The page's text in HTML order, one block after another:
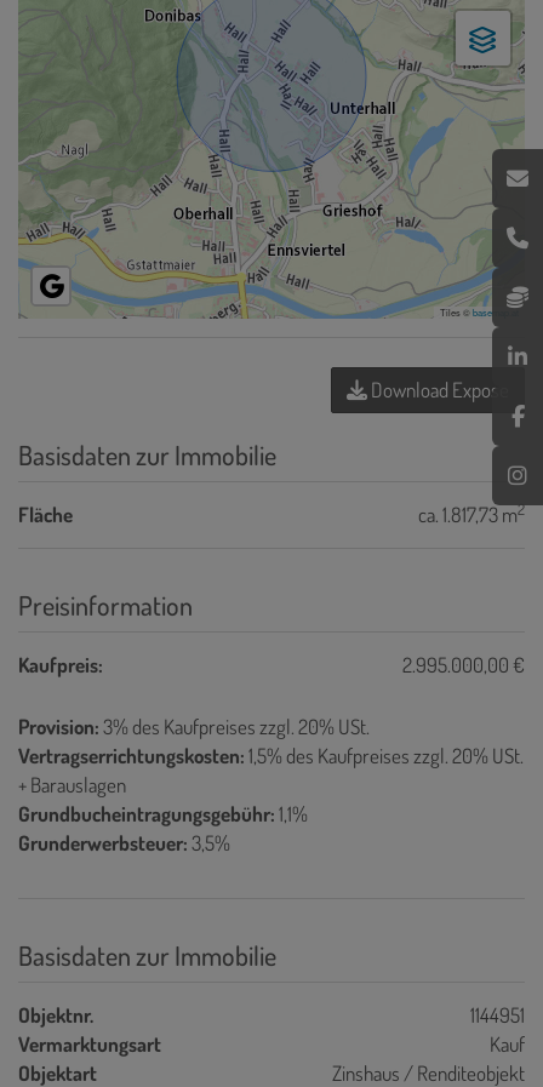
Tiles ©basemap.at
Download Expose
Basisdaten zur Immobilie
Fläche ca. 1.817,73 m2
Preisinformation
Kaufpreis: 2.995.000,00 €
Provision:3% des Kaufpreises zzgl. 20% USt.
Vertragserrichtungskosten:1,5% des Kaufpreises zzgl. 20% USt.
+ Barauslagen
Grundbucheintragungsgebühr:1,1%
Grunderwerbsteuer:3,5%
Basisdaten zur Immobilie
Objektnr.
1144951
Vermarktungsart
Kauf
Objektart
Zinshaus / Renditeobjekt